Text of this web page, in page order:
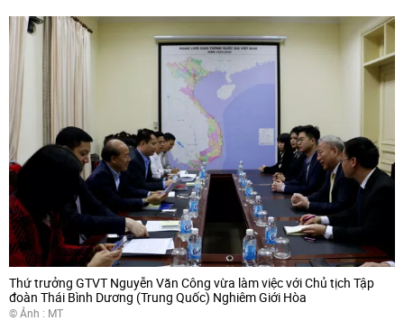
Thứ trưởng GTVT Nguyễn Văn Công vừa làm việc với Chủ tịch Tập
đoàn Thái Bình Dương (Trung Quốc) Nghiêm Giới Hòa
© Ảnh : MT